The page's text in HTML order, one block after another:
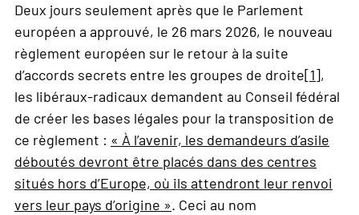
Deux jours seulement après que le Parlement
européen a approuvé, le 26 mars 2026, le nouveau
règlement européen sur le retour à la suite
d’accords secrets entre les groupes de droite[1],
les libéraux-radicaux demandent au Conseil fédéral
de créer les bases légales pour la transposition de
ce règlement : « À l’avenir, les demandeurs d’asile
déboutés devront être placés dans des centres
situés hors d’Europe, où ils attendront leur renvoi
vers leur pays d’origine ». Ceci au nom